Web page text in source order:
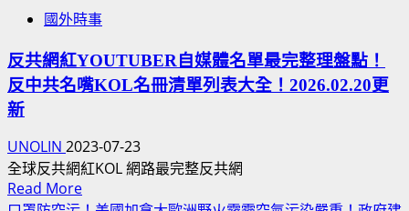
旅
遊
記
VLOG
系
#1
來
亞
印
國
菲
律
派
什
麼
存
在？
詐
JACK！
國
騙
高
虹
安
國外時事
反共網紅YOUTUBER自媒體名單最完整理盤點！
反中共名嘴KOL名冊清單列表大全！2026.02.20更
新
UNOLIN 2023-07-23
全球反共網紅KOL 網路最完整反共網
Read MoreRead